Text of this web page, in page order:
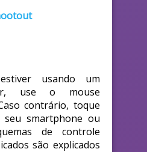
usando um
use o mouse
contrário, toque
smartphone ou
de controle
são explicados